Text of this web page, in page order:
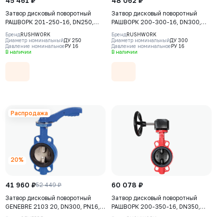
Затвор дисковый поворотный
РАШВОРК 201-250-16, DN250,
PN16, корпус - GJL-250 (GG25),
диск - AISI304 (CF8), уплотнение
- EPDM, М/Ф, рукоятка
БрендRUSHWORK
Диаметр номинальныйДУ 250
Давление номинальноеРУ 16
В наличии
Затвор дисковый поворотный
РАШВОРК 200-300-16, DN300,
PN16, корпус - GJL-250 (GG25),
диск - GJS-400-15 (GGG40),
уплотнение - EPDM, М/Ф,
БрендRUSHWORK
Диаметр номинальныйДУ 300
Давление номинальноеРУ 16
В наличии
Распродажа
41 960 ₽52 449 ₽
20%
Затвор дисковый поворотный
GENEBRE 2103 20, DN300, PN16,
корпус - GJL-200 (GG20), диск -
60 078 ₽
Затвор дисковый поворотный
РАШВОРК 200-350-16, DN350,
PN16, корпус - GJL-250 (GG25),